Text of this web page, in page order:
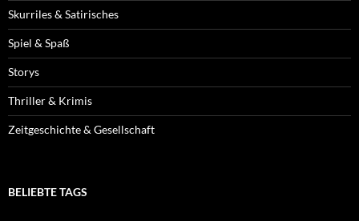
Skurriles & Satirisches
Spiel & Spaß
Storys
Thriller & Krimis
Zeitgeschichte & Gesellschaft
BELIEBTE TAGS